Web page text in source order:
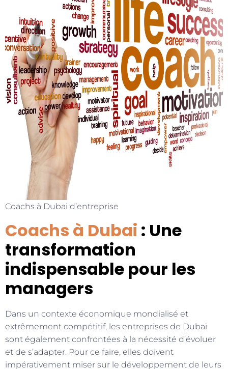
Coachs à Dubai d’entreprise
Coachs à Dubai : Une
transformation
indispensable pour les
managers
Dans un contexte économique mondialisé et
extrêmement compétitif, les entreprises de Dubaï
sont également confrontées à la nécessité d’évoluer
et de s’adapter. Pour ce faire, elles doivent
impérativement miser sur le développement de leurs